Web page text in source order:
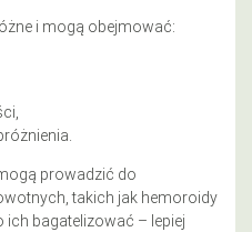
i mogą obejmować:
prowadzić do
takich jak hemoroidy
ich bagatelizować – lepiej